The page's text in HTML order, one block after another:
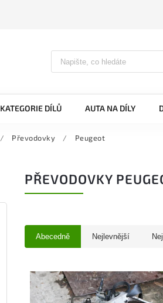
KATEGORIE DÍLŮ AUTA NA DÍLY
/ Převodovky / Peugeot
PŘEVODOVKY
Abecedně Nejlevnější